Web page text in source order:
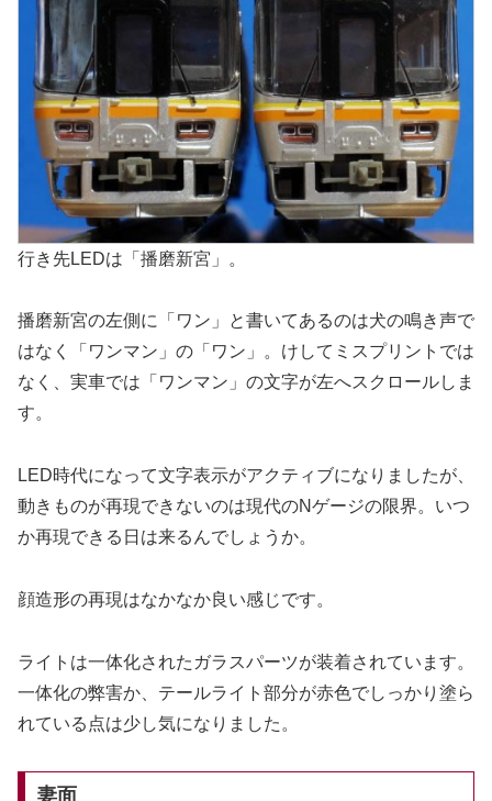
行き先LEDは「播磨新宮」。
播磨新宮の左側に「ワン」と書いてあるのは犬の鳴き声で
はなく「ワンマン」の「ワン」。けしてミスプリントでは
なく、実車では「ワンマン」の文字が左へスクロールしま
す。
LED時代になって文字表示がアクティブになりましたが、
動きものが再現できないのは現代のNゲージの限界。いつ
か再現できる日は来るんでしょうか。
顔造形の再現はなかなか良い感じです。
ライトは一体化されたガラスパーツが装着されています。
一体化の弊害か、テールライト部分が赤色でしっかり塗ら
れている点は少し気になりました。
妻面